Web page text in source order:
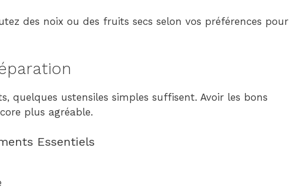
des noix ou des fruits secs selon vos préférences pour
quelques ustensiles simples suffisent. Avoir les bons
plus agréable.
Essentiels